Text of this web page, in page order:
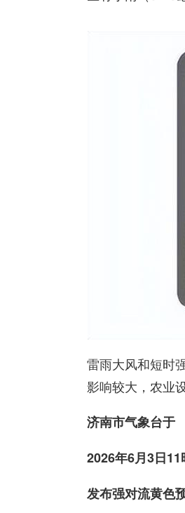
雷雨大风和短时
影响较大，农业
济南市气象台于
2026年6月3日11
发布强对流黄色